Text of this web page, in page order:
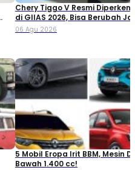
Chery Tiggo V Resmi
di GIIAS 2026, Bisa Berubah
Double Cabin
06 Agu 2026
5 Mobil Eropa Irit BBM, Mesin Di
Bawah 1.400 cc!